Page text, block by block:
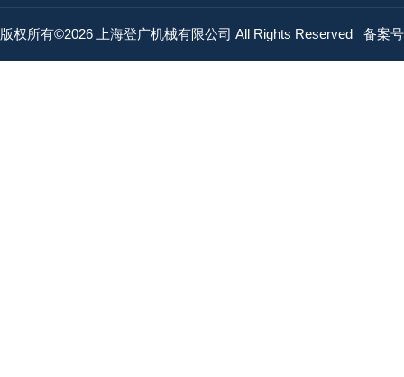
版权所有©2026 上海登广机械有限公司 All Rights Reserved 备案